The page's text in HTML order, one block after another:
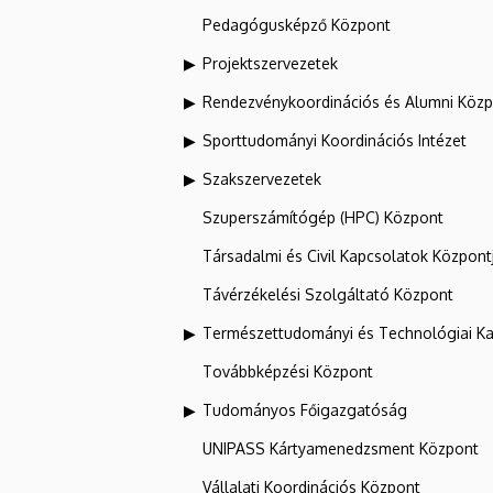
Pedagógusképző Központ
Projektszervezetek
Rendezvénykoordinációs és Alumni
Sporttudományi Koordinációs Intézet
Szakszervezetek
Szuperszámítógép (HPC) Központ
Társadalmi és Civil Kapcsolatok
Távérzékelési Szolgáltató Központ
Természettudományi és Technológiai
Továbbképzési Központ
Tudományos Főigazgatóság
UNIPASS Kártyamenedzsment Központ
Vállalati Koordinációs Központ